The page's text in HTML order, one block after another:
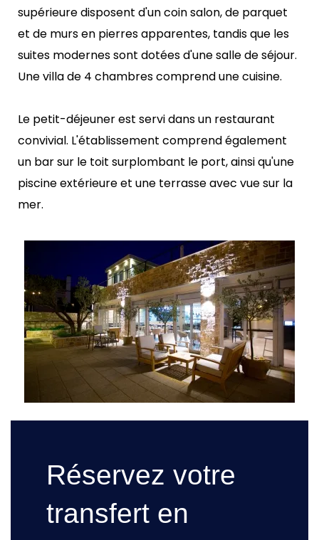
supérieure disposent d'un coin salon, de parquet
et de murs en pierres apparentes, tandis que les
suites modernes sont dotées d'une salle de séjour.
Une villa de 4 chambres comprend une cuisine.
Le petit-déjeuner est servi dans un restaurant
convivial. L'établissement comprend également
un bar sur le toit surplombant le port, ainsi qu'une
piscine extérieure et une terrasse avec vue sur la
mer.
Réservez votre
transfert en